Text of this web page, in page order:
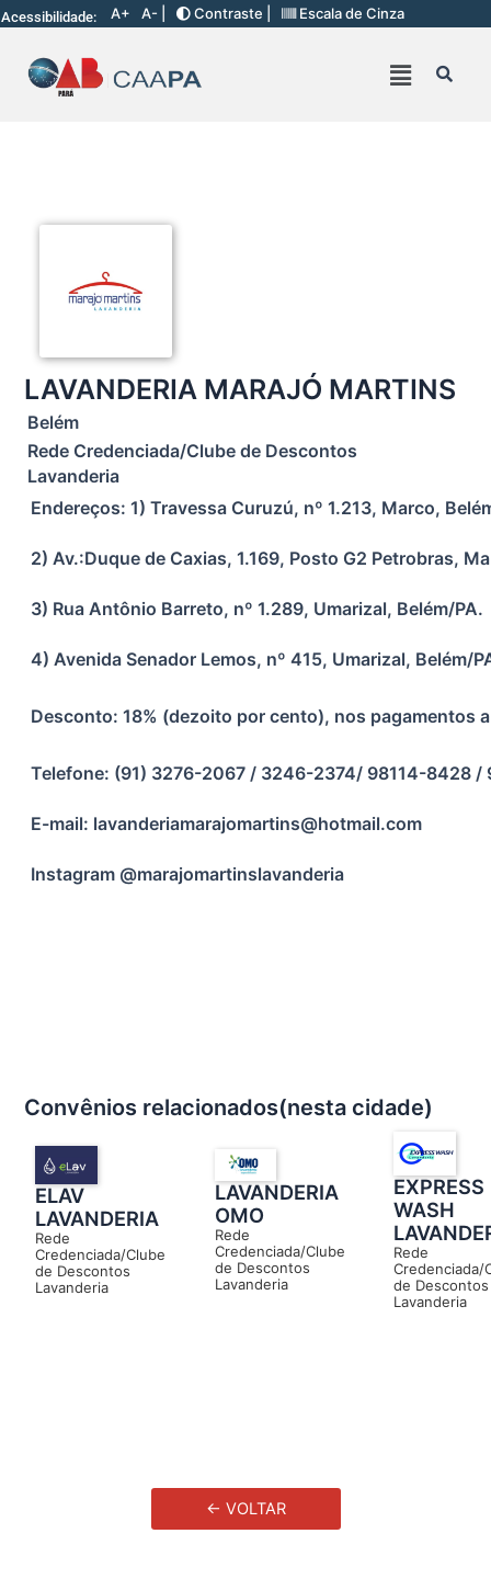
Acessibilidade: A+ A- | Contraste | Escala de Cinza
LAVANDERIA MARAJÓ MARTINS
Belém
Rede Credenciada/Clube de Descontos
Lavanderia
Endereços: 1) Travessa Curuzú, nº 1.213, Marco,
2) Av.:Duque de Caxias, 1.169, Posto G2 Petrobras,
3) Rua Antônio Barreto, nº 1.289, Umarizal, Belém/PA.
4) Avenida Senador Lemos, nº 415, Umarizal, Belém/
Desconto: 18% (dezoito por cento), nos pagamentos
Telefone: (91) 3276-2067 / 3246-2374/ 98114-8428
E-mail: lavanderiamarajomartins@hotmail.com
Instagram @marajomartinslavanderia
Convênios relacionados(nesta cidade)
ELAV
LAVANDERIA
Rede
Credenciada/Clube
de Descontos
Lavanderia
LAVANDERIA
OMO
Rede
Credenciada/Clube
de Descontos
Lavanderia
EXPRESS
WASH
Rede
Credenciada/
de Descontos
Lavanderia
← VOLTAR